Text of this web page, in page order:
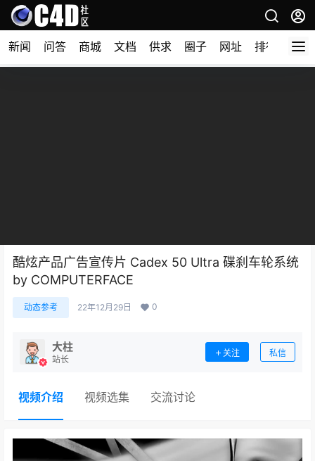
新闻 问答 商城 文档 供求 圈子 网址 排行榜
酷炫产品广告宣传片 Cadex 50 Ultra 碟刹车轮系统
by COMPUTERFACE
动态参考 22年12月29日 0
大柱
站长
关注 私信
视频介绍 视频选集 交流讨论